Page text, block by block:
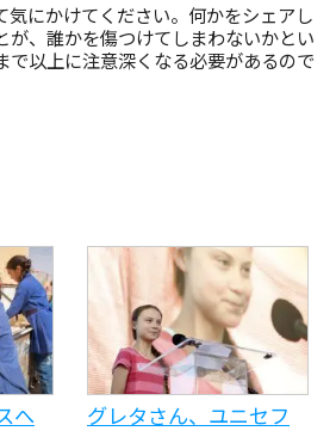
気にかけてください。何かをシェアし
が、誰かを傷つけてしまわないかとい
で以上に注意深くなる必要があるので
へ
グレタさん、ユニセフ